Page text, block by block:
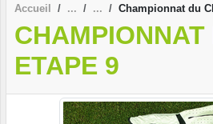
Accueil Championnat du
ETAPE 9